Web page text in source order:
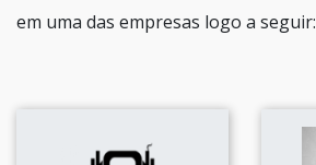
em uma das empresas logo a seguir: